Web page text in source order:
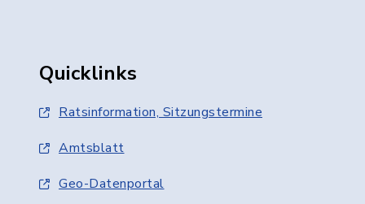
Quicklinks
Ratsinformation, Sitzungstermine
Amtsblatt
Geo-Datenportal